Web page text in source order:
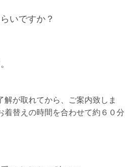
いですか？
解が取れてから、ご案内致しま
着替えの時間を合わせて約６０分